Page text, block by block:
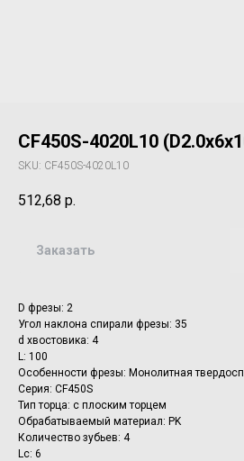
CF450S-4020L10
SKU: CF450S-4020L10
512,68 р.
Заказать
D фрезы: 2
Угол наклона спирали фрезы: 35
d хвостовика: 4
L: 100
Особенности фрезы: Монолитная
Серия: CF450S
Тип торца: с плоским торцем
Обрабатываемый материал: PK
Количество зубьев: 4
Lc: 6